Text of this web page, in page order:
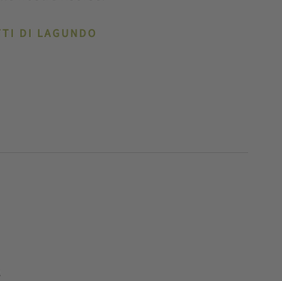
DI LAGUNDO